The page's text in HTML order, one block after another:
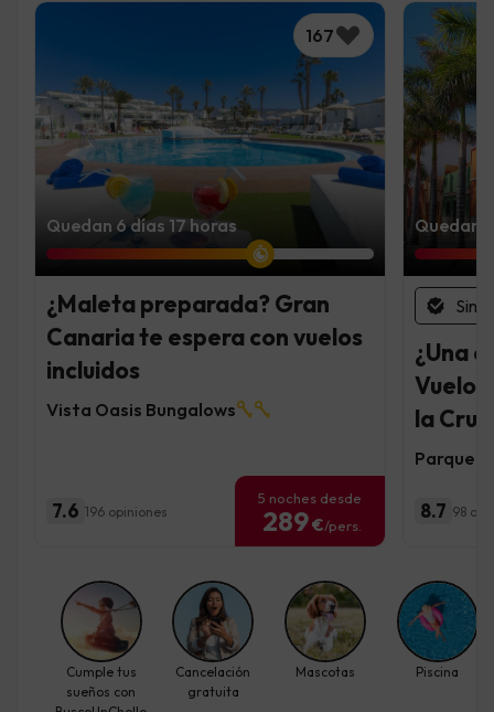
167
Quedan 6 días 17 horas
¿Maleta preparada? Gran
Canaria te espera con vuelos
incluidos
Vista Oasis Bungalows
7.6 196 opiniones
5 noches desde
289€/pers.
Quedan
Sin
¿Una
la Cruz
Parque
8.7 98
Cumple tus
sueños con
Cancelación
gratuita
Mascotas Piscina